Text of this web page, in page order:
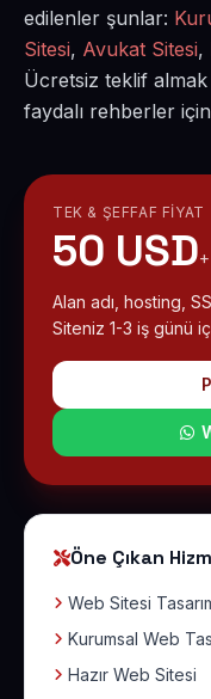
edilenler şunlar:
Sitesi, Avukat Sitesi,
Ücretsiz teklif almak
faydalı rehberler için
TEK & ŞEFFAF FIYAT
50 USD
Alan adı, hosting,
Siteniz 1-3 iş günü
Öne Çıkan
Web Sitesi
Kurumsal Web
Hazır Web Sitesi